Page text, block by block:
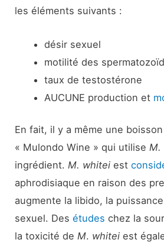
les éléments suivants :
désir sexuel
motilité des
taux de testostérone
AUCUNE production et
En fait, il y a même une
« Mulondo Wine » qui utiliseM.
ingrédient.M. whitei est
aphrodisiaque en raison des
augmente la libido, la
sexuel. Desétudes chez la
la toxicité deM. whiteiest